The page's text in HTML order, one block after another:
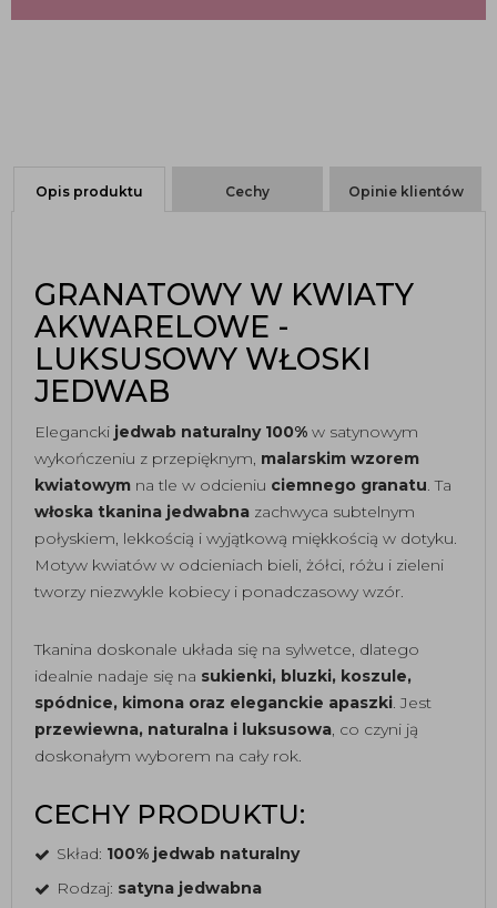
Opis produktu Cechy Opinie klientów
GRANATOWY W KWIATY
AKWARELOWE -
LUKSUSOWY WŁOSKI
JEDWAB
Elegancki jedwab naturalny 100% w satynowym
wykończeniu z przepięknym, malarskim wzorem
kwiatowym na tle w odcieniu ciemnego granatu. Ta
włoska tkanina jedwabna zachwyca subtelnym
połyskiem, lekkością i wyjątkową miękkością w dotyku.
Motyw kwiatów w odcieniach bieli, żółci, różu i zieleni
tworzy niezwykle kobiecy i ponadczasowy wzór.
Tkanina doskonale układa się na sylwetce, dlatego
idealnie nadaje się na sukienki, bluzki, koszule,
spódnice, kimona oraz eleganckie apaszki. Jest
przewiewna, naturalna i luksusowa, co czyni ją
doskonałym wyborem na cały rok.
CECHY PRODUKTU:
Skład: 100% jedwab naturalny
Rodzaj: satyna jedwabna